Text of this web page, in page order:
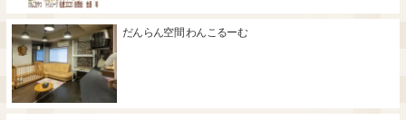
だんらん空間 わんこるーむ